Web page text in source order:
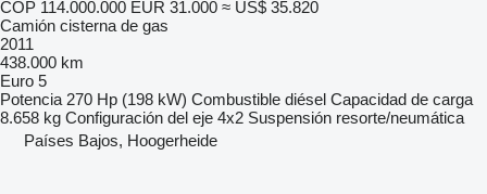
COP 114.000.000 EUR 31.000 ≈ US$ 35.820
Camión cisterna de gas
2011
438.000 km
Euro 5
Potencia 270 Hp (198 kW) Combustible diésel Capacidad de carga
8.658 kg Configuración del eje 4x2 Suspensión resorte/neumática
Países Bajos, Hoogerheide